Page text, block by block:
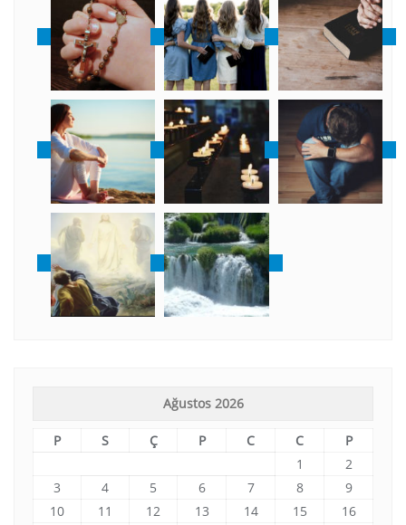
Ağustos 2026
P S Ç P C C
P
1
2
3
4 5 6 7 8
9
10
11 12 13 14 15
16